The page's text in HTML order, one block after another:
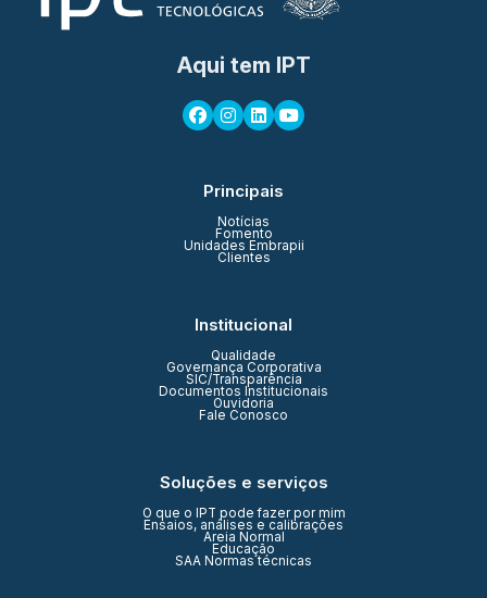
Aqui tem IPT
Principais
Notícias
Fomento
Unidades Embrapii
Clientes
Institucional
Qualidade
Governança Corporativa
SIC/Transparência
Documentos Institucionais
Ouvidoria
Fale Conosco
Soluções e serviços
O que o IPT pode fazer por mim
Ensaios, análises e calibrações
Areia Normal
Educação
SAA Normas técnicas